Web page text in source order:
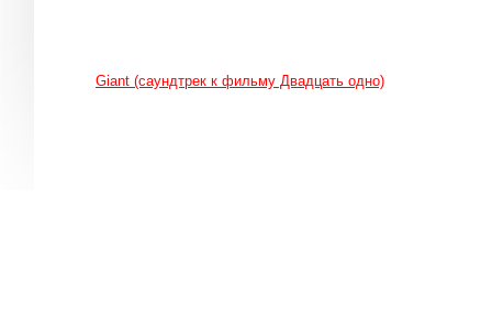
Giant (саундтрек к фильму Двадцать одно)